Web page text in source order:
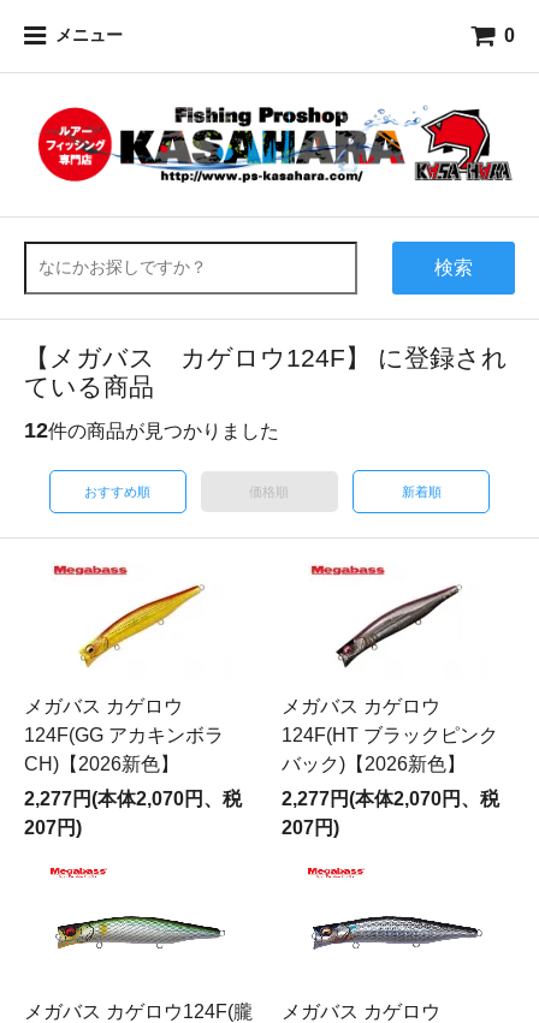
メニュー 0
検索
【メガバス カゲロウ124F】 に登録され
ている商品
12件の商品が見つかりました
おすすめ順 価格順 新着順
メガバス カゲロウ
124F(GG アカキンボラ
CH)【2026新色】
2,277円(本体2,070円、税
207円)
メガバス カゲロウ
124F(HT ブラックピンク
バック)【2026新色】
2,277円(本体2,070円、税
207円)
メガバス カゲロウ124F(朧
メガバス カゲロウ